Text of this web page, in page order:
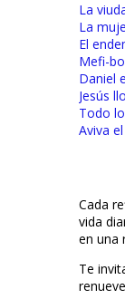
La
La
El
Mefi-
Daniel
Jesús
Todo
Aviva
Cada
vida
en una
Te